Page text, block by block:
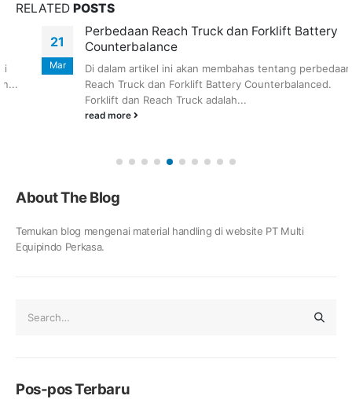
RELATED POSTS
Perbedaan Reach Truck dan Forklift Battery
Counterbalance
Di dalam artikel ini akan membahas tentang perbedaan
Reach Truck dan Forklift Battery Counterbalanced.
Forklift dan Reach Truck adalah...
read more
About The Blog
Temukan blog mengenai material handling di website PT Multi
Equipindo Perkasa.
Pos-pos Terbaru